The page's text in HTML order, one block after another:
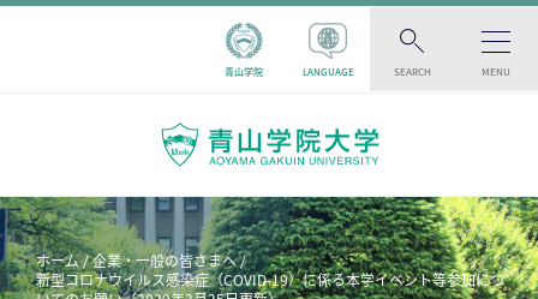
青山学院 LANGUAGE SEARCH MENU
ホーム
企業・一般の皆さまへ
新型コロナウイルス感染症（COVID-19）に係る本学イベント等参加につ